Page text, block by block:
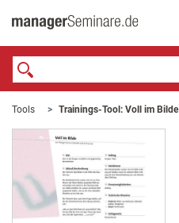
Tools Trainings-Tool: Voll im Bilde